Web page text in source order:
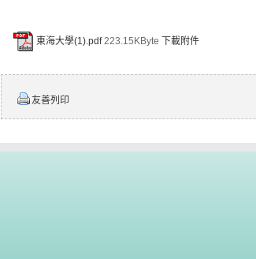
東海大學(1).pdf 223.15KByte 下載附件
友善列印